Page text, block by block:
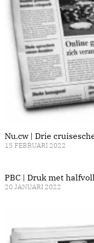
Nu.cw | Drie
15 FEBRUARI 2022
PBC | Druk met
20 JANUARI 2022